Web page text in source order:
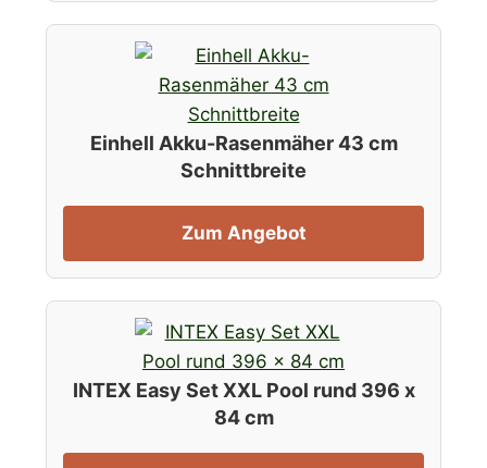
Einhell Akku-Rasenmäher 43 cm
Schnittbreite
Zum Angebot
INTEX Easy Set XXL Pool rund 396 x
84 cm